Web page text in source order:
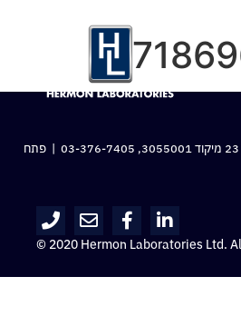
03-376-7405 | פתח
© 2020 Hermon Laboratories Ltd.